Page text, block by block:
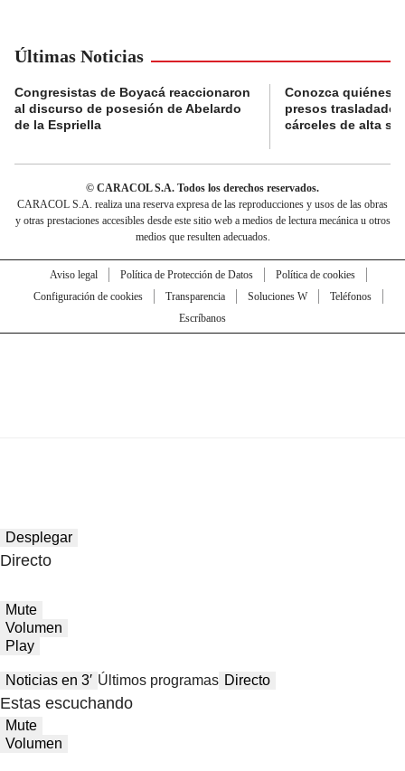
Últimas Noticias
Congresistas de Boyacá reaccionaron
al discurso de posesión de Abelardo
de la Espriella
Conozca quiénes
presos
cárceles de alta
© CARACOL S.A. Todos los derechos reservados.
CARACOL S.A. realiza una reserva expresa de las reproducciones y usos de las obras
y otras prestaciones accesibles desde este sitio web a medios de lectura mecánica u otros
medios que resulten adecuados.
Aviso legal Política de Protección de Datos
Política de cookies
Configuración de cookies
Transparencia Soluciones W
Teléfonos
Escríbanos
Desplegar
Directo
Mute
Volumen
Play
Noticias en 3′ Últimos programas Directo
Estas escuchando
Mute
Volumen